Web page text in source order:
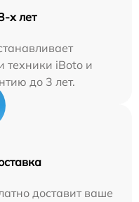
х лет
техники iBoto и
до 3 лет.
доставит ваше